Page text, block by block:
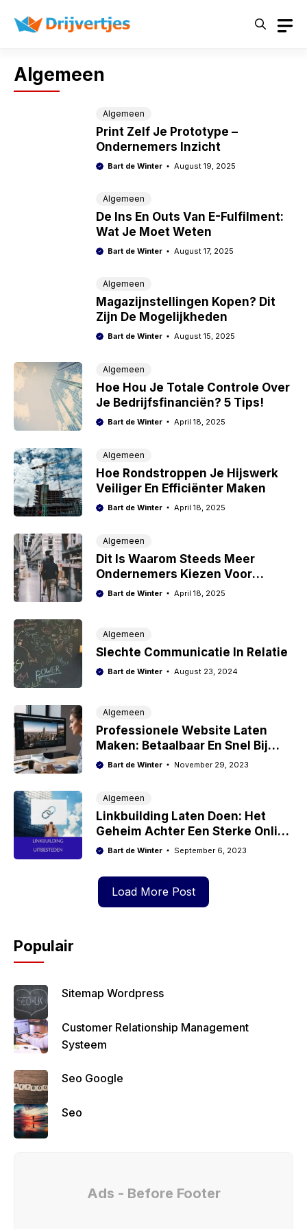
Algemeen
Algemeen
Print Zelf Je Prototype –
Ondernemers Inzicht
Bart de Winter August 19, 2025
Algemeen
De Ins En Outs Van E-Fulfilment:
Wat Je Moet Weten
Bart de Winter August 17, 2025
Algemeen
Magazijnstellingen Kopen? Dit
Zijn De Mogelijkheden
Bart de Winter August 15, 2025
Algemeen
Hoe Hou Je Totale Controle Over
Je Bedrijfsfinanciën? 5 Tips!
Bart de Winter April 18, 2025
Algemeen
Hoe Rondstroppen Je Hijswerk
Veiliger En Efficiënter Maken
Bart de Winter April 18, 2025
Algemeen
Dit Is Waarom Steeds Meer
Ondernemers Kiezen Voor
Fulfilment Uitbesteden
Bart de Winter April 18, 2025
Algemeen
Slechte Communicatie In Relatie
Bart de Winter August 23, 2024
Algemeen
Professionele Website Laten
Maken: Betaalbaar En Snel Bij
Markvoort.online
Bart de Winter November 29, 2023
Algemeen
Linkbuilding Laten Doen: Het
Geheim Achter Een Sterke Online
Reputatie En Meer Autoriteit
Bart de Winter September 6, 2023
Load More Post
Populair
Sitemap Wordpress
Customer Relationship Management
Systeem
Seo Google
Seo
Ads - Before Footer